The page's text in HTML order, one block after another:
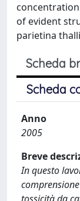
of evident
parietina
Scheda
Scheda
Anno
2005
Breve
In questo